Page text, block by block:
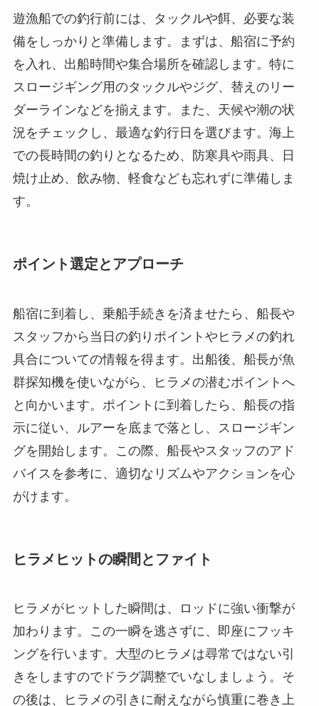
遊漁船での釣行前には、タックルや餌、必要な装
備をしっかりと準備します。まずは、船宿に予約
を入れ、出船時間や集合場所を確認します。特に
スロージギング用のタックルやジグ、替えのリー
ダーラインなどを揃えます。また、天候や潮の状
況をチェックし、最適な釣行日を選びます。海上
での長時間の釣りとなるため、防寒具や雨具、日
焼け止め、飲み物、軽食なども忘れずに準備しま
す。
ポイント選定とアプローチ
船宿に到着し、乗船手続きを済ませたら、船長や
スタッフから当日の釣りポイントやヒラメの釣れ
具合についての情報を得ます。出船後、船長が魚
群探知機を使いながら、ヒラメの潜むポイントへ
と向かいます。ポイントに到着したら、船長の指
示に従い、ルアーを底まで落とし、スロージギン
グを開始します。この際、船長やスタッフのアド
バイスを参考に、適切なリズムやアクションを心
がけます。
ヒラメヒットの瞬間とファイト
ヒラメがヒットした瞬間は、ロッドに強い衝撃が
加わります。この一瞬を逃さずに、即座にフッキ
ングを行います。大型のヒラメは尋常ではない引
きをしますのでドラグ調整でいなしましょう。そ
の後は、ヒラメの引きに耐えながら慎重に巻き上